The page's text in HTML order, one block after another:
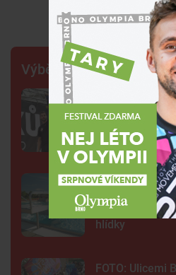
Premium
Výběr šéfredaktora
Centrum Brna
jako Kung Fu
světa
Na plovárně ve
třicet lidí.
hlídky
FOTO: Ulicemi